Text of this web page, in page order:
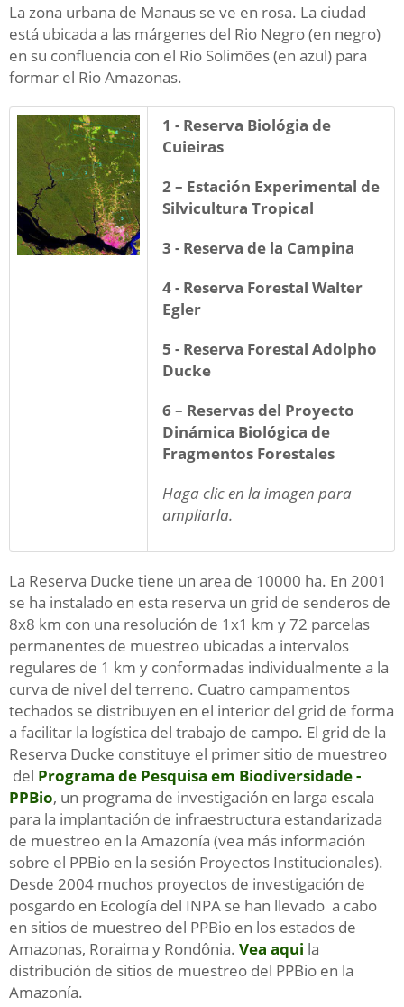
La zona urbana de Manaus se ve en rosa. La ciudad
está ubicada a las márgenes del Rio Negro (en negro)
en su confluencia con el Rio Solimões (en azul) para
formar el Rio Amazonas.
1 - Reserva Biológia de
Cuieiras
2 – Estación Experimental de
Silvicultura Tropical
3 - Reserva de la Campina
4 - Reserva Forestal Walter
Egler
5 - Reserva Forestal Adolpho
Ducke
6 – Reservas del Proyecto
Dinámica Biológica de
Fragmentos Forestales
Haga clic en la imagen para
ampliarla.
La Reserva Ducke tiene un area de 10000 ha. En 2001
se ha instalado en esta reserva un grid de senderos de
8x8 km con una resolución de 1x1 km y 72 parcelas
permanentes de muestreo ubicadas a intervalos
regulares de 1 km y conformadas individualmente a la
curva de nivel del terreno. Cuatro campamentos
techados se distribuyen en el interior del grid de forma
a facilitar la logística del trabajo de campo. El grid de la
Reserva Ducke constituye el primer sitio de muestreo
del Programa de Pesquisa em Biodiversidade -
PPBio, un programa de investigación en larga escala
para la implantación de infraestructura estandarizada
de muestreo en la Amazonía (vea más información
sobre el PPBio en la sesión Proyectos Institucionales).
Desde 2004 muchos proyectos de investigación de
posgardo en Ecología del INPA se han llevado a cabo
en sitios de muestreo del PPBio en los estados de
Amazonas, Roraima y Rondônia. Vea aqui la
distribución de sitios de muestreo del PPBio en la
Amazonía.